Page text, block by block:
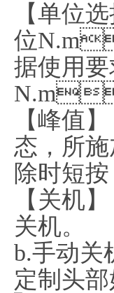
【单位选
位
据使用要
【峰值】
态，
除时短按
【关机】
关机。
b.手动关机
定制头